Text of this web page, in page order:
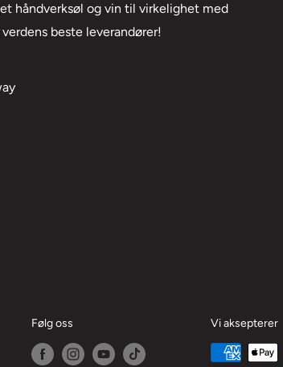
håndverksøl og vin til virkelighet med
beste leverandører!
Følg oss Vi aksepterer